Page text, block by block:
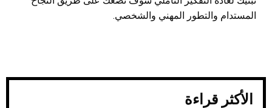
المستدام والتطور المهني والشخصي.
الأكثر قراءة